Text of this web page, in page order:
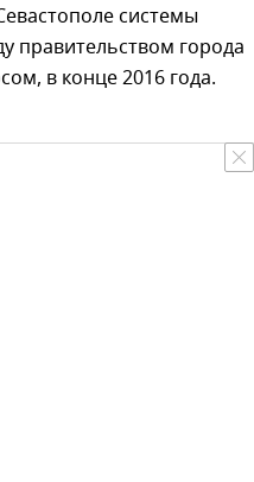
системы
города
в конце 2016 года.